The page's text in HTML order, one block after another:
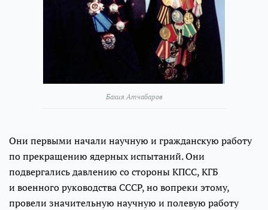
Бахия Атчабаров
Они первыми начали научную и гражданскую работу
по прекращению ядерных испытаний. Они
подвергались давлению со стороны КПСС, КГБ
и военного руководства СССР, но вопреки этому,
провели значительную научную и полевую работу